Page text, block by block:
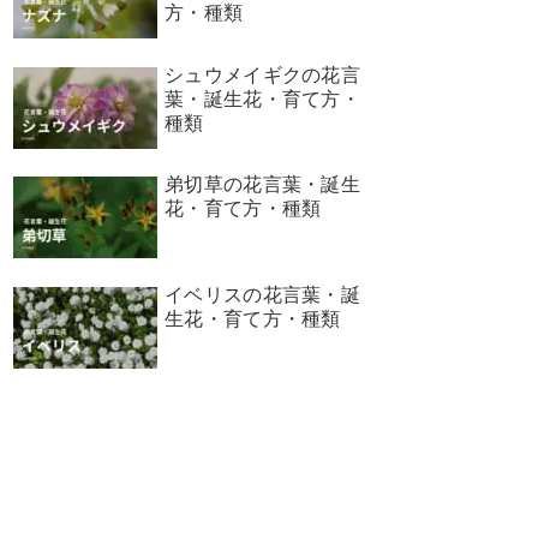
方・種類
シュウメイギクの花言
葉・誕生花・育て方・
種類
弟切草の花言葉・誕生
花・育て方・種類
イベリスの花言葉・誕
生花・育て方・種類